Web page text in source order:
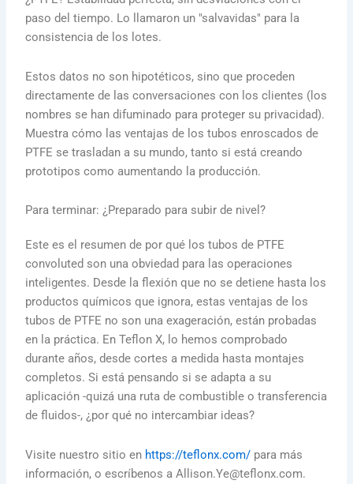
paso del tiempo. Lo llamaron un "salvavidas" para la
consistencia de los lotes.
Estos datos no son hipotéticos, sino que proceden
directamente de las conversaciones con los clientes (los
nombres se han difuminado para proteger su privacidad).
Muestra cómo las ventajas de los tubos enroscados de
PTFE se trasladan a su mundo, tanto si está creando
prototipos como aumentando la producción.
Para terminar: ¿Preparado para subir de nivel?
Este es el resumen de por qué los tubos de PTFE
convoluted son una obviedad para las operaciones
inteligentes. Desde la flexión que no se detiene hasta los
productos químicos que ignora, estas ventajas de los
tubos de PTFE no son una exageración, están probadas
en la práctica. En Teflon X, lo hemos comprobado
durante años, desde cortes a medida hasta montajes
completos. Si está pensando si se adapta a su
aplicación -quizá una ruta de combustible o transferencia
de fluidos-, ¿por qué no intercambiar ideas?
Visite nuestro sitio en https://teflonx.com/ para más
información, o escríbenos a Allison.Ye@teflonx.com.